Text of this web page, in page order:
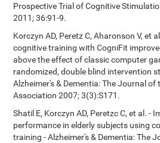
Prospective Trial of Cognitive
2011; 36:91-9.
Korczyn AD, Peretz C, Aharonson V, et
cognitive training with CogniFit
above the effect of classic computer
randomized, double blind intervention
Alzheimer's & Dementia: The Journal of
Association 2007; 3(3):S171.
Shatil E, Korczyn AD, Peretzc C, et al. -
performance in elderly subjects using
training - Alzheimer's & Dementia: The